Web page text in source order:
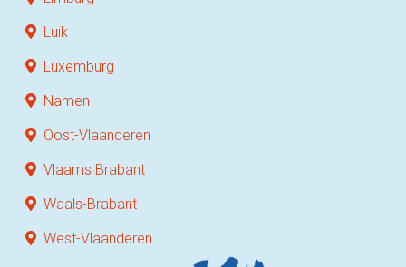
Luik
Luxemburg
Namen
Oost-Vlaanderen
Vlaams Brabant
Waals-Brabant
West-Vlaanderen